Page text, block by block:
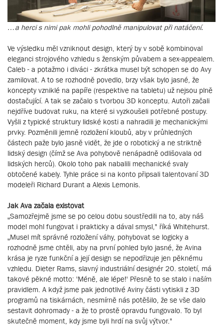
…a herci s nimi pak mohli pohodlně manipulovat při natáčení.
Ve výsledku měl vzniknout design, který by v sobě kombinoval
eleganci strojového vzhledu s ženským půvabem a sex-appealem.
Caleb - a potažmo i diváci - zkrátka musel být schopen se do Avy
zamilovat. A to se rozhodně povedlo, brzy však bylo jasné, že
koncepty vzniklé na papíře (respektive na tabletu) už nejsou plně
dostačující. A tak se začalo s tvorbou 3D konceptu. Autoři začali
nejdříve budovat ruku, na které si vyzkoušeli potřebné postupy.
Vyšli z typické struktury lidské kosti a nahradili je mechanickými
prvky. Pozměnili jemně rozložení kloubů, aby v průhledných
částech paže bylo jasně vidět, že jde o robotický a ne striktně
lidský design (čímž se Ava pohybově nenápadně odlišovala od
lidských herců). Okolo toho pak nabalili mechanické svaly
obtočené kabely. Tyhle práce si na konto připsali talentovaní 3D
modeleři Richard Durant a Alexis Lemonis.
Jak Ava začala existovat
„Samozřejmě jsme se po celou dobu soustředili na to, aby náš
model mohl fungovat i prakticky a dával smysl," říká Whitehurst.
„Musel mít správné rozložení váhy, pohybovat se logicky a
rozhodně jsme chtěli, aby na první pohled bylo jasné, že Avina
krása je ryze funkční a její design se nepodřizuje jen pěknému
vzhledu. Dieter Rams, slavný industriální designér 20. století, má
takové pěkné motto: 'Méně, ale lépe!' Přesně to se stalo i naším
pravidlem. A když jsme pak jednotlivé Aviny části vytiskli z 3D
programů na tiskárnách, nesmírně nás potěšilo, že se vše dalo
sestavit dohromady - a že to prostě opravdu fungovalo. To byl
skutečně moment, kdy jsme byli hrdí na svůj výtvor."